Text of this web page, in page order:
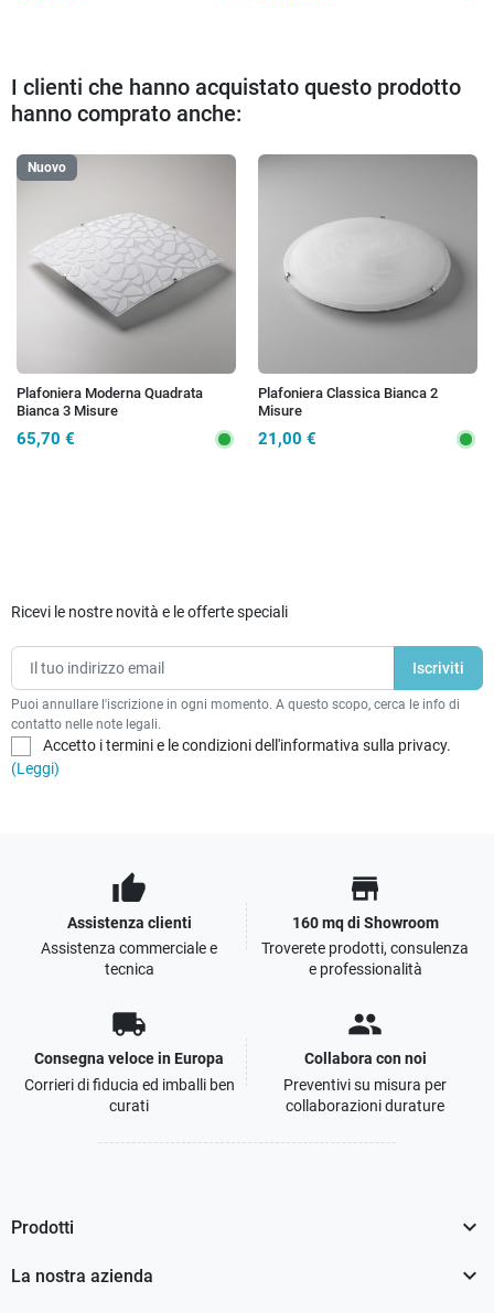
I clienti che hanno acquistato questo prodotto
hanno comprato anche:
Nuovo
Plafoniera Moderna Quadrata
Bianca 3 Misure
65,70 €
Plafoniera Classica Bianca 2
Misure
21,00 €
Ricevi le nostre novità e le offerte speciali
Puoi annullare l'iscrizione in ogni momento. A questo scopo, cerca le info di
contatto nelle note legali.
Accetto i termini e le condizioni dell'informativa sulla privacy.
(Leggi)
thumb_up
Assistenza clienti
Assistenza commerciale e
tecnica
store
160 mq di Showroom
Troverete prodotti, consulenza
e professionalità
local_shipping
Consegna veloce in Europa
Corrieri di fiducia ed imballi ben
curati
people
Collabora con noi
Preventivi su misura per
collaborazioni durature
Prodotti 
La nostra azienda
